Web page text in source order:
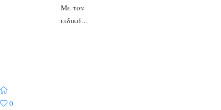
Με τον
ειδικό…
0